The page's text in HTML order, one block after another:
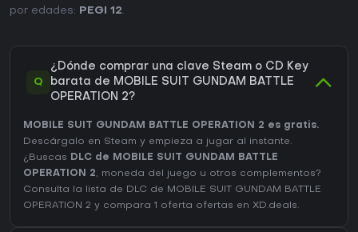
por edades:
PEGI 12.
Q
¿Dónde comprar una clave Steam o CD Key
barata de MOBILE SUIT GUNDAM BATTLE
OPERATION 2?
MOBILE SUIT GUNDAM BATTLE OPERATION 2 es gratis.
Descárgalo en Steam y empieza a jugar al instante.
¿Buscas DLC de MOBILE SUIT GUNDAM BATTLE
OPERATION 2, moneda del juego u otros complementos?
Consulta la lista de DLC de MOBILE SUIT GUNDAM BATTLE
OPERATION 2 y compara 1 oferta ofertas en XD.deals.